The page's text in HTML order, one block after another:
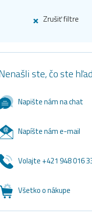
Zrušiť filtre
ste, čo ste
Napište nám na chat
Napíšte nám e-mail
Volajte +421 948 016
Všetko o nákupe